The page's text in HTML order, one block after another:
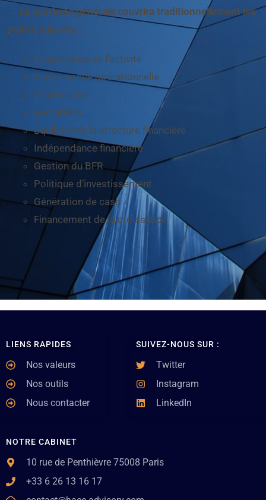
→ La synthèse générale couvrira traditionnellement les
points suivants :
Progression de l’activité
Performance opérationnelle
Productivité
Rentabilité
Équilibre de la structure financière
Indépendance financière
Gestion du BFR
Politique d’investissement
Génération de cash
Financement de la croissance
NOTRE CABINET
10 rue de Penthièvre 75008 Paris
+33 6 26 13 16 17
SUIVEZ-NOUS SUR :
Twitter
Instagram
LinkedIn
LIENS RAPIDES
Nos valeurs
Nos outils
Nous contacter